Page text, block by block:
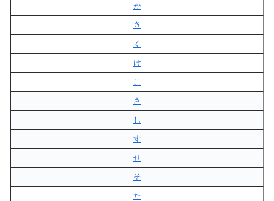
か
き
く
け
こ
さ
し
す
せ
そ
た